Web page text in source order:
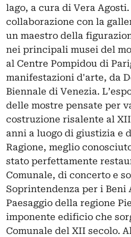
lago, a cura di Vera
collaborazione con la
un maestro della
nei principali musei del
al Centre Pompidou di
manifestazioni d'arte, da
Biennale di Venezia.
delle mostre pensate per
costruzione risalente al
anni a luogo di giustizia e
Ragione, meglio
stato perfettamente
Comunale, di concerto e
Soprintendenza per i
Paesaggio della regione
imponente edificio che
Comunale del XII secolo.